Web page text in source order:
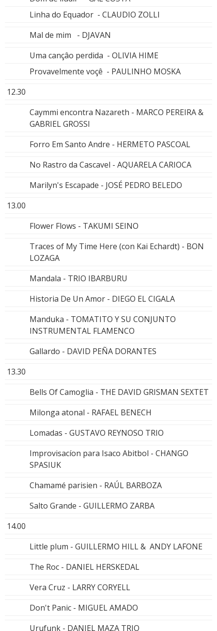
Linha do Equador - CLAUDIO ZOLLI
Mal de mim - DJAVAN
Uma cançâo perdida - OLIVIA HIME
Provavelmente voçê - PAULINHO MOSKA
12.30
Caymmi encontra Nazareth - MARCO PEREIRA &
GABRIEL GROSSI
Forro Em Santo Andre - HERMETO PASCOAL
No Rastro da Cascavel - AQUARELA CARIOCA
Marilyn's Escapade - JOSÉ PEDRO BELEDO
13.00
Flower Flows - TAKUMI SEINO
Traces of My Time Here (con Kai Echardt) - BON
LOZAGA
Mandala - TRIO IBARBURU
Historia De Un Amor - DIEGO EL CIGALA
Manduka - TOMATITO Y SU CONJUNTO
INSTRUMENTAL FLAMENCO
Gallardo - DAVID PEÑA DORANTES
13.30
Bells Of Camoglia - THE DAVID GRISMAN SEXTET
Milonga atonal - RAFAEL BENECH
Lomadas - GUSTAVO REYNOSO TRIO
Improvisacíon para Isaco Abitbol - CHANGO
SPASIUK
Chamamé parisien - RAÚL BARBOZA
Salto Grande - GUILLERMO ZARBA
14.00
Little plum - GUILLERMO HILL & ANDY LAFONE
The Roc - DANIEL HERSKEDAL
Vera Cruz - LARRY CORYELL
Don't Panic - MIGUEL AMADO
Urufunk - DANIEL MAZA TRIO